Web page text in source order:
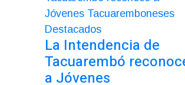
La Intendencia de
Tacuarembó
a Jóvenes